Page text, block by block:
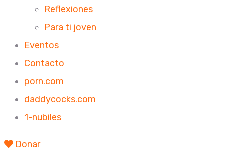
Reflexiones
Para ti joven
Eventos
Contacto
porn.com
daddycocks.com
1-nubiles
Donar